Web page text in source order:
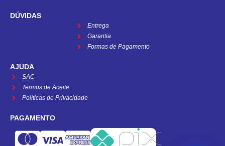
DÚVIDAS
Entrega
Garantia
Formas de Pagamento
AJUDA
SAC
Termos de Aceite
Políticas de Privacidade
PAGAMENTO